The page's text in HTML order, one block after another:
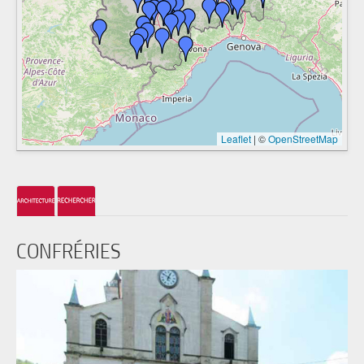
Leaflet | ©OpenStreetMap
CONFRÉRIES